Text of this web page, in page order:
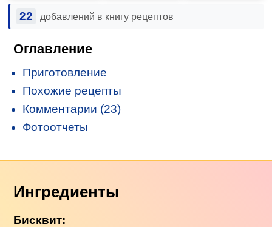
22 добавлений в книгу рецептов
Оглавление
Приготовление
Похожие рецепты
Комментарии (23)
Фотоотчеты
Ингредиенты
Бисквит: